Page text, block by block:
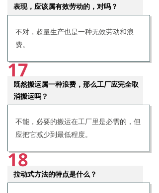
表现，应该属有效劳动的，对吗？
不对，超量生产也是一种无效劳动和浪
费。
17
既然搬运属一种浪费，那么工厂应完全取
消搬运吗？
不能，必要的搬运在工厂里是必需的，但
应把它减少到最低程度。
18
拉动式方法的特点是什么？